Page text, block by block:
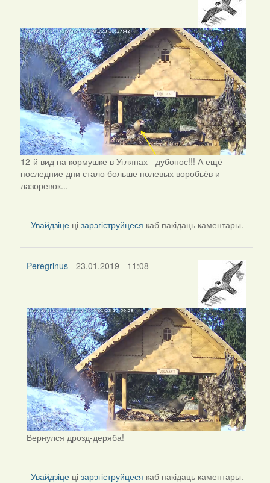
to
by
Светлана
12-й вид на кормушке в Углянах - дубонос!!! А ещё
последние дни стало больше полевых воробьёв и
лазоревок...
Увайдзіце цізарэгіструйцеся каб пакідаць каментары.
Peregrinus - 23.01.2019 - 11:08
to
by
Peregrinus
Вернулся дрозд-деряба!
Увайдзіце цізарэгіструйцеся каб пакідаць каментары.